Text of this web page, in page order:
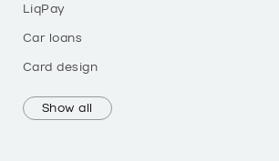
LiqPay
Car loans
Card design
Show all